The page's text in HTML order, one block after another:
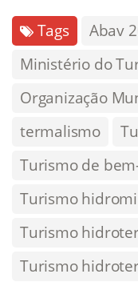
Tags
Abav
Ministério do
Organização
termalismo
Turismo de
Turismo
Turismo
Turismo